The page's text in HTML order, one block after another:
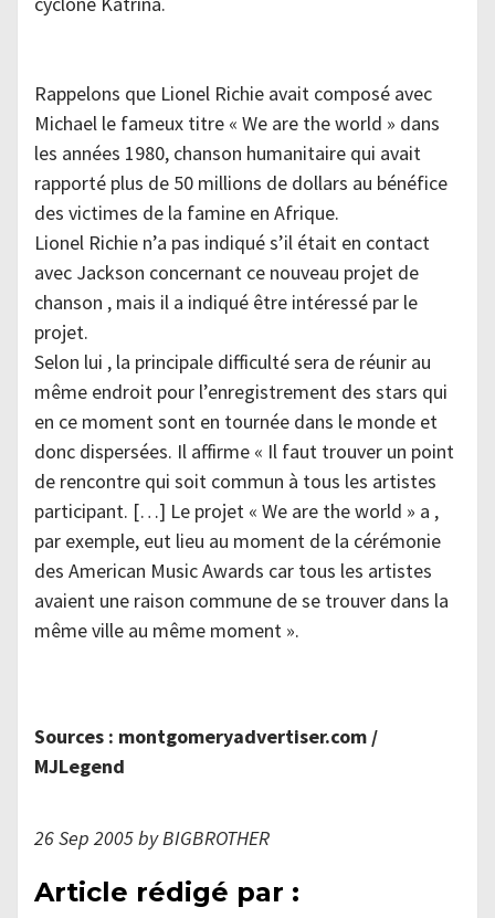
Rappelons que Lionel Richie avait composé avec
Michael le fameux titre « We are the world » dans
les années 1980, chanson humanitaire qui avait
rapporté plus de 50 millions de dollars au bénéfice
des victimes de la famine en Afrique.
Lionel Richie n’a pas indiqué s’il était en contact
avec Jackson concernant ce nouveau projet de
chanson , mais il a indiqué être intéressé par le
projet.
Selon lui , la principale difficulté sera de réunir au
même endroit pour l’enregistrement des stars qui
en ce moment sont en tournée dans le monde et
donc dispersées. Il affirme « Il faut trouver un point
de rencontre qui soit commun à tous les artistes
participant. […] Le projet « We are the world » a ,
par exemple, eut lieu au moment de la cérémonie
des American Music Awards car tous les artistes
avaient une raison commune de se trouver dans la
même ville au même moment ».
Sources : montgomeryadvertiser.com /
MJLegend
26 Sep 2005 by BIGBROTHER
Article rédigé par :